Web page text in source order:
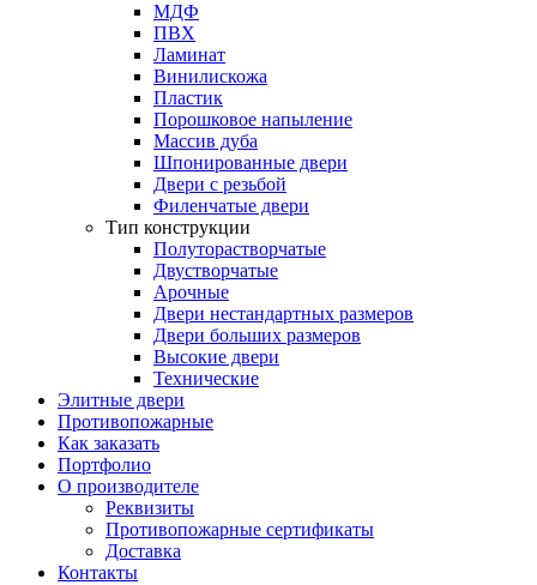
МДФ
ПВХ
Ламинат
Винилискожа
Пластик
Порошковое напыление
Массив дуба
Шпонированные двери
Двери с резьбой
Филенчатые двери
Тип конструкции
Полуторастворчатые
Двустворчатые
Арочные
Двери нестандартных размеров
Двери больших размеров
Высокие двери
Технические
Элитные двери
Противопожарные
Как заказать
Портфолио
О производителе
Реквизиты
Противопожарные сертификаты
Доставка
Контакты